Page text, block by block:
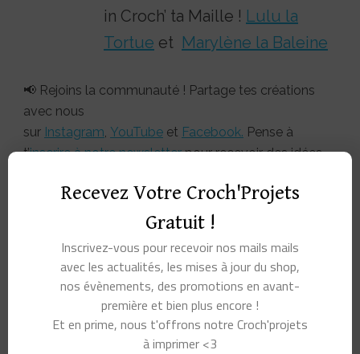
in Croch’ ta Maille ! Lulu la
Tortue et Marylène la Baleine
📢 Rejoins la communauté ! Partage tes créations
avec nous
sur Instagram YouTube et Facebook. Pense à
t’inscrire à notre newsletterpour recevoir des idées,
boîte mail.
Ma Box Crochet DIY – Le
Ma Box Crochet DIY – Le
Champignon 🍄
Recevez Votre Croch'Projets
Gratuit !
Inscrivez-vous pour recevoir nos mails mails
avec les actualités, les mises à jour du shop,
nos évènements, des promotions en avant-
première et bien plus encore !
Et en prime, nous t'offrons notre Croch'projets
à imprimer <3